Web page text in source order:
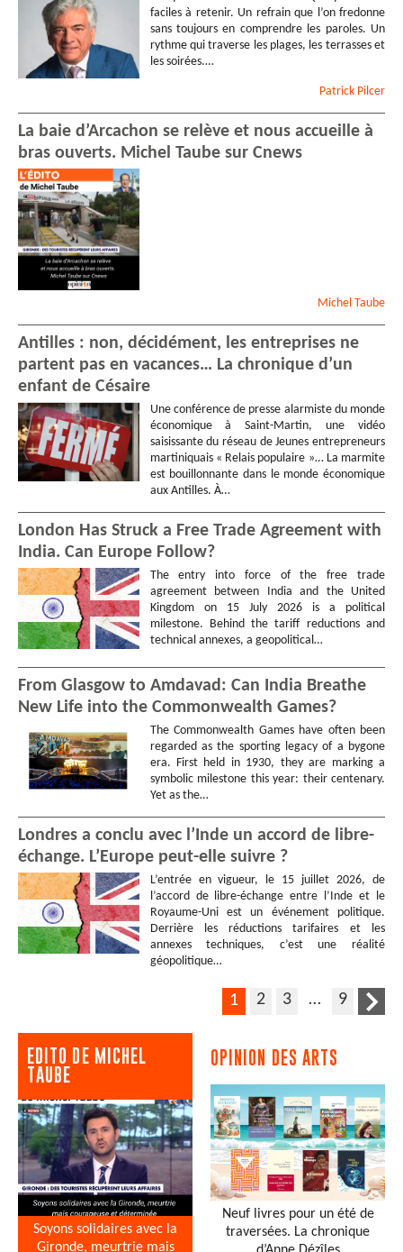
faciles à retenir. Un refrain que l’on fredonne
sans toujours en comprendre les paroles. Un
rythme qui traverse les plages, les terrasses et
les soirées.…
Patrick Pilcer
La baie d’Arcachon se relève et nous accueille à
bras ouverts. Michel Taube sur Cnews
Michel Taube
Antilles : non, décidément, les entreprises ne
partent pas en vacances… La chronique d’un
enfant de Césaire
Une conférence de presse alarmiste du monde
économique à Saint-Martin, une vidéo
saisissante du réseau de Jeunes entrepreneurs
martiniquais « Relais populaire »… La marmite
est bouillonnante dans le monde économique
aux Antilles. À…
London Has Struck a Free Trade Agreement with
India. Can Europe Follow?
The entry into force of the free trade
agreement between India and the United
Kingdom on 15 July 2026 is a political
milestone. Behind the tariff reductions and
technical annexes, a geopolitical…
From Glasgow to Amdavad: Can India Breathe
New Life into the Commonwealth Games?
The Commonwealth Games have often been
regarded as the sporting legacy of a bygone
era. First held in 1930, they are marking a
symbolic milestone this year: their centenary.
Yet as the…
Londres a conclu avec l’Inde un accord de libre-
échange. L’Europe peut-elle suivre ?
L’entrée en vigueur, le 15 juillet 2026, de
l’accord de libre-échange entre l’Inde et le
Royaume-Uni est un événement politique.
Derrière les réductions tarifaires et les
annexes techniques, c’est une réalité
géopolitique…
1 2 3 … 9
EDITO DE MICHEL
TAUBE
Soyons solidaires avec la
Gironde, meurtrie mais
OPINION DES ARTS
Neuf livres pour un été de
traversées. La chronique